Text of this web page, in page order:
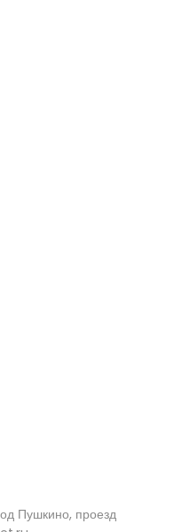
Пушкино, проезд